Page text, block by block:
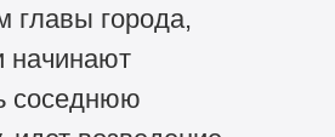
главы города,
начинают
соседнюю